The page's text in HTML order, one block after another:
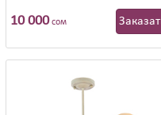
10 000сом